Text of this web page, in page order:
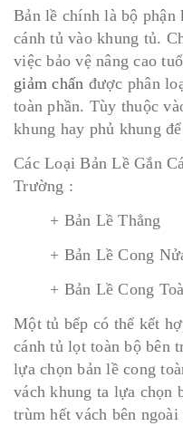
Bản lề chính là bộ phận
cánh tủ vào khung tủ.
việc bảo vệ nâng cao
giảm chấn được phân
toàn phần. Tùy thuộc
khung hay phủ khung
Các Loại Bản Lề Gắn
Trường :
+ Bản Lề Thẳng
+ Bản Lề Cong
+ Bản Lề Cong
Một tủ bếp có thể kết
cánh tủ lọt toàn bộ bên
lựa chọn bản lề cong
vách khung ta lựa chọn
trùm hết vách bên